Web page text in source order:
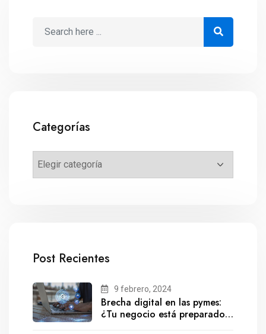
Categorías
Post Recientes
9 febrero, 2024
Brecha digital en las pymes:
¿Tu negocio está preparado